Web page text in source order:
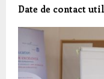
Date de contact